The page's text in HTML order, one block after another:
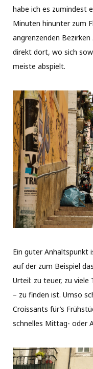
habe ich es zumindest
Minuten hinunter zum
angrenzenden Bezirken
direkt dort, wo sich
meiste abspielt.
Ein guter Anhaltspunkt
auf der zum Beispiel
Urteil: zu teuer, zu
– zu finden ist. Umso
Croissants für’s
schnelles Mittag- oder